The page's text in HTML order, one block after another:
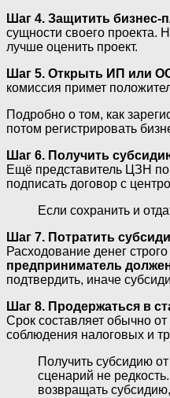
Шаг 4. Защитить бизнес-
сущности своего проекта.
лучше оценить проект.
Шаг 5. Открыть ИП или
комиссия примет
Подробно о том, как
потом регистрировать
Шаг 6. Получить
Ещё представитель ЦЗН
подписать договор с
Если сохранить и
Шаг 7. Потратить
Расходование денег
предприниматель
подтвердить, иначе
Шаг 8. Продержаться в
Срок составляет обычно
соблюдения налоговых и
Получить субсидию
сценарий не
возвращать